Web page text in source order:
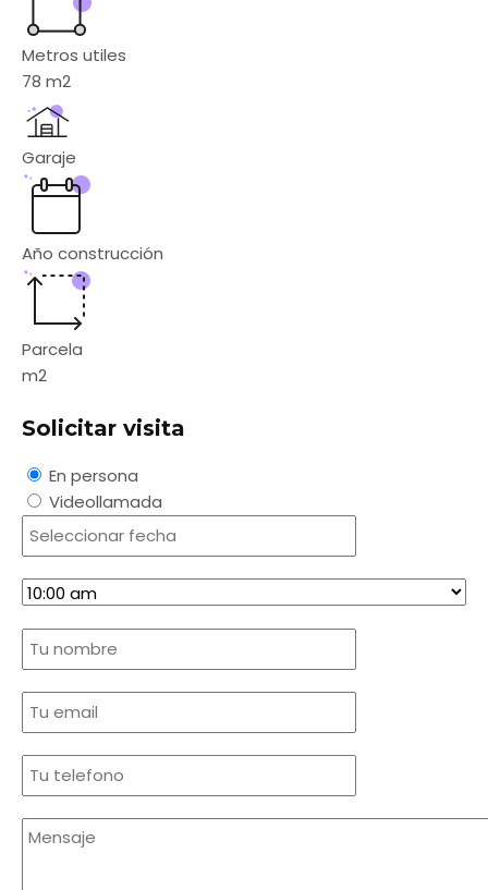
Metros utiles
78 m2
Garaje
Año construcción
Parcela
m2
Solicitar visita
En persona
Videollamada